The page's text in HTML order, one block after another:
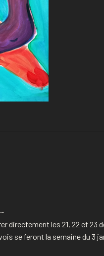
les 21, 22 et 23
se feront la semaine du 3